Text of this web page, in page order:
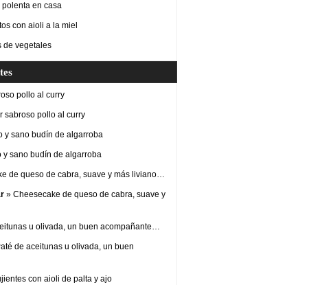
en casa
con aioli a la miel
de vegetales
pollo al curry
sabroso pollo al curry
y sano budín de algarroba
y sano budín de algarroba
de queso de cabra, suave y más liviano…
» Cheesecake de queso de cabra, suave y
u olivada, un buen acompañante…
de aceitunas u olivada, un buen
con aioli de palta y ajo